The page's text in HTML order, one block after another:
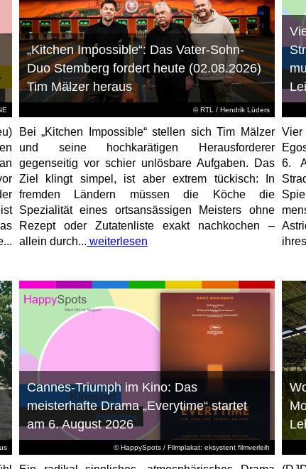
© RTL/ Hendrik Lüders
„Kitchen Impossible“: Das Vater-Sohn-
Duo Stemberg fordert heute (02.08.2026)
Tim Mälzer heraus
Bei „Kitchen Impossible“ stellen sich Tim Mälzer
und seine hochkarätigen Herausforderer
gegenseitig vor schier unlösbare Aufgaben. Das
Ziel klingt simpel, ist aber extrem tückisch: In
fremden Ländern müssen die Köche die
Spezialität eines ortsansässigen Meisters ohne
Rezept oder Zutatenliste exakt nachkochen –
allein durch... weiterlesen
6.
© HappySpots / Filmplakat: eksystent filmverleih
Cannes-Triumph im Kino: Das
meisterhafte Drama „Everytime“ startet
am 6. August 2026